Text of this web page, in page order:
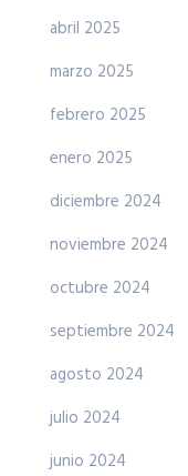
abril 2025
marzo 2025
febrero 2025
enero 2025
diciembre 2024
noviembre 2024
octubre 2024
septiembre 2024
agosto 2024
julio 2024
junio 2024